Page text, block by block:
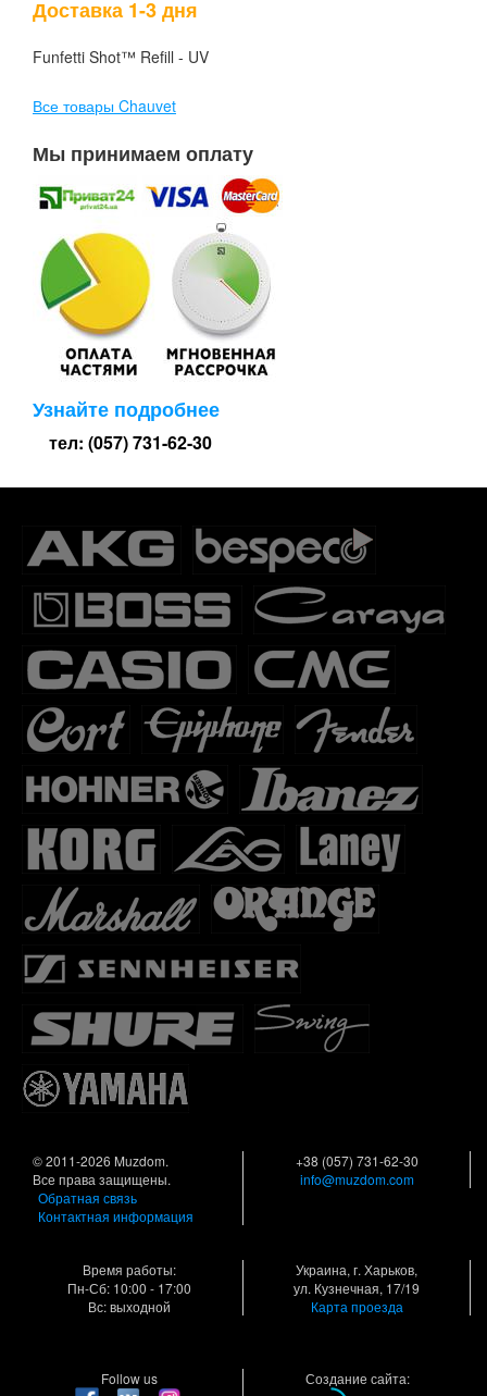
Доставка 1-3 дня
Funfetti Shot™ Refill - UV
Все товары Chauvet
Мы принимаем оплату
Узнайте подробнее
тел: (057) 731-62-30
© 2011-2026 Muzdom.
Все права защищены.
Обратная связь
Контактная информация
+38 (057) 731-62-30
info@muzdom.com
Время работы:
Пн-Сб: 10:00 - 17:00
Вс: выходной
Украина, г. Харьков,
ул. Кузнечная, 17/19
Карта проезда
Follow us Создание сайта: